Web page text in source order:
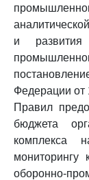
и развития
Федерации от
Правил
бюджета
комплекса
мониторингу